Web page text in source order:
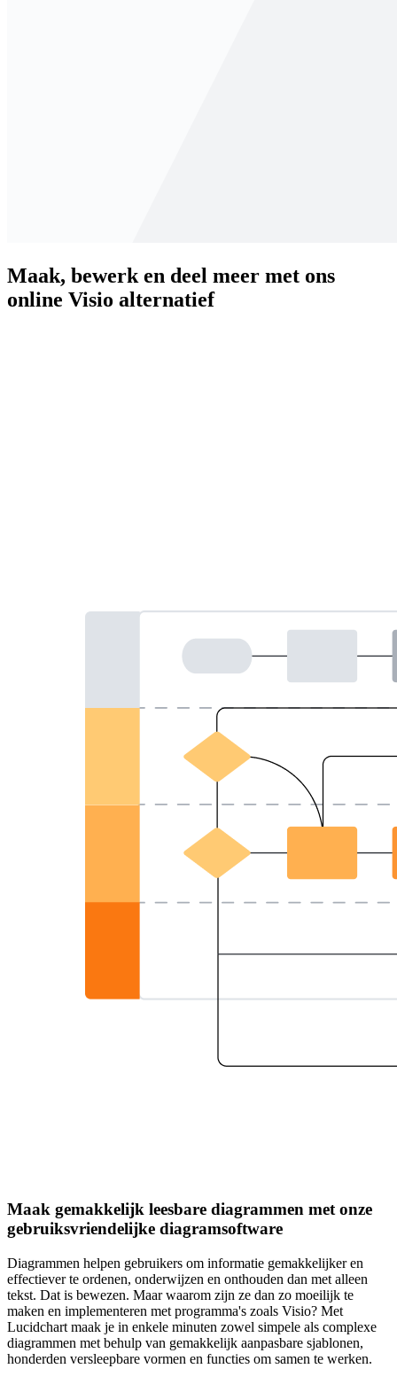
Maak, bewerk en deel meer met ons
online Visio alternatief
Maak gemakkelijk leesbare diagrammen met onze
gebruiksvriendelijke diagramsoftware
Diagrammen helpen gebruikers om informatie gemakkelijker en
effectiever te ordenen, onderwijzen en onthouden dan met alleen
tekst. Dat is bewezen. Maar waarom zijn ze dan zo moeilijk te
maken en implementeren met programma's zoals Visio? Met
Lucidchart maak je in enkele minuten zowel simpele als complexe
diagrammen met behulp van gemakkelijk aanpasbare sjablonen,
honderden versleepbare vormen en functies om samen te werken.